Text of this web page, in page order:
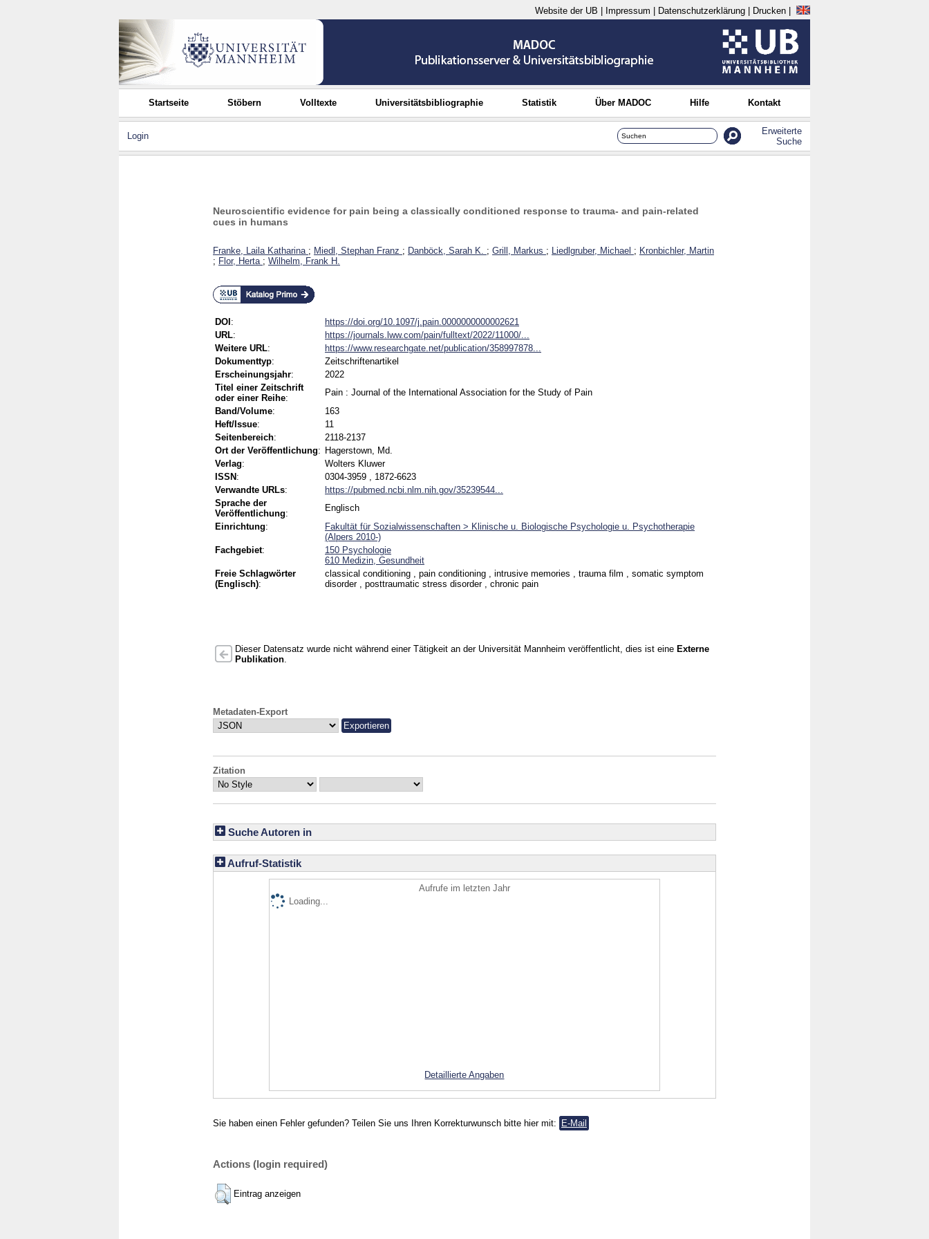
Website der UB Impressum Datenschutzerklärung Drucken
Startseite Stöbern Volltexte Universitätsbibliographie Statistik Über MADOC Hilfe Kontakt
Login
Erweiterte
Suche
Neuroscientific evidence for pain being a classically conditioned response to trauma- and pain-related
cues in humans
Franke, Laila Katharina ; Miedl, Stephan Franz ; Danböck, Sarah K. ; Grill, Markus ; Liedlgruber, Michael ; Kronbichler, Martin
; Flor, Herta ; Wilhelm, Frank H.
DOI :
https://doi.org/10.1097/j.pain.0000000000002621
URL:
https://journals.lww.com/pain/fulltext/2022/11000/...
Weitere URL:
https://www.researchgate.net/publication/358997878...
Dokumenttyp:
Zeitschriftenartikel
Erscheinungsjahr:
2022
Titel einer Zeitschrift
oder einer Reihe:
Pain : Journal of the International Association for the Study of Pain
Band/Volume:
163
Heft/Issue:
11
Seitenbereich:
2118-2137
Ort der Veröffentlichung: Hagerstown, Md.
Verlag:
Wolters Kluwer
ISSN :
0304-3959 , 1872-6623
Verwandte URLs:
https://pubmed.ncbi.nlm.nih.gov/35239544...
Sprache der
Veröffentlichung:
Englisch
Einrichtung:
Fakultät für Sozialwissenschaften > Klinische u. Biologische Psychologie u. Psychotherapie
(Alpers 2010-)
Fachgebiet:
150 Psychologie
610 Medizin, Gesundheit
Freie Schlagwörter
(Englisch):
classical conditioning , pain conditioning , intrusive memories , trauma film , somatic symptom
disorder , posttraumatic stress disorder , chronic pain
Dieser Datensatz wurde nicht während einer Tätigkeit an der Universität Mannheim veröffentlicht, dies ist eine Externe
Publikation
Metadaten-Export
Zitation
Suche Autoren in
Aufruf-Statistik
Aufrufe im letzten Jahr
Loading...
Detaillierte Angaben
Sie haben einen Fehler gefunden? Teilen Sie uns Ihren Korrekturwunsch bitte hier mit: E-Mail
Actions (login required)
Eintrag anzeigen